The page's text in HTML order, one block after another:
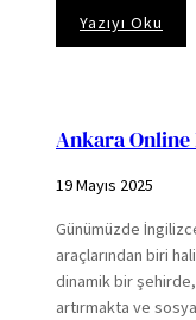
Yazıyı Oku
Ankara
19 Mayıs 2025
Günümüzde
araçlarından biri
dinamik bir
artırmakta ve